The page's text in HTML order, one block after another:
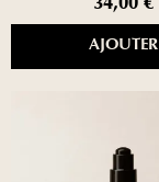
34,00 €
AJOUTER